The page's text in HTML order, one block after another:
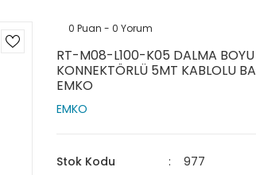
0 Puan - 0 Yorum
RT-M08-L100-K05 DALMA
KONNEKTÖRLÜ 5MT KABLOLU
EMKO
EMKO
Stok Kodu
977